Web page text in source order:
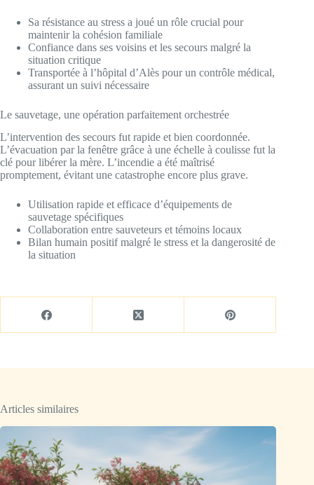
Sa résistance au stress a joué un rôle crucial pour
maintenir la cohésion familiale
Confiance dans ses voisins et les secours malgré la
situation critique
Transportée à l’hôpital d’Alès pour un contrôle médical,
assurant un suivi nécessaire
Le sauvetage, une opération parfaitement orchestrée
L’intervention des secours fut rapide et bien coordonnée.
L’évacuation par la fenêtre grâce à une échelle à coulisse fut la
clé pour libérer la mère. L’incendie a été maîtrisé
promptement, évitant une catastrophe encore plus grave.
Utilisation rapide et efficace d’équipements de
sauvetage spécifiques
Collaboration entre sauveteurs et témoins locaux
Bilan humain positif malgré le stress et la dangerosité de
la situation
Articles similaires